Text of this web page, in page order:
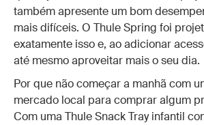
também apresente um bom
mais difíceis. O Thule Spring foi
exatamente isso e, ao adicionar
até mesmo aproveitar mais o seu dia.
Por que não começar a manhã com
mercado local para comprar algum
Com uma Thule Snack Tray infantil